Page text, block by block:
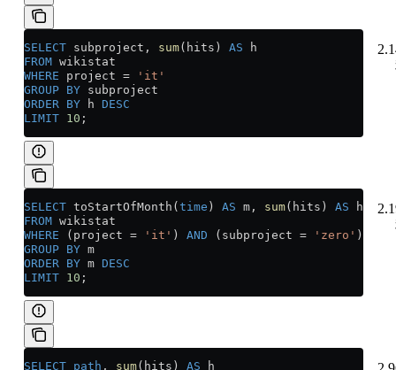
SELECT subproject, sum(hits) AS h
FROM wikistat
WHERE project = 'it'
GROUP BY subproject
ORDER BY h DESC
LIMIT 10 ;
SELECT toStartOfMonth(time ) AS m, sum(hits) AS h
FROM wikistat
WHERE (project = 'it' ) AND (subproject = 'zero' )
GROUP BY m
ORDER BY m DESC
LIMIT 10 ;
SELECT path , sum(hits) AS h